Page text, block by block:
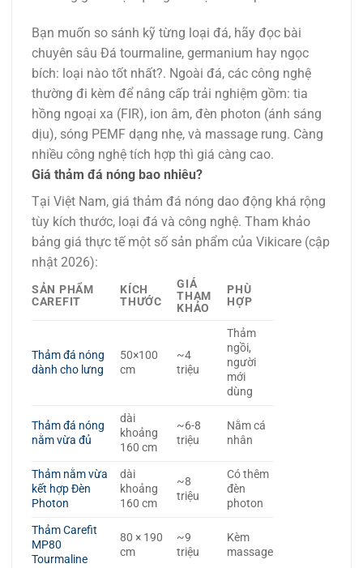
Bạn muốn so sánh kỹ từng loại đá, hãy đọc bài
chuyên sâu Đá tourmaline, germanium hay ngọc
bích: loại nào tốt nhất?. Ngoài đá, các công nghệ
thường đi kèm để nâng cấp trải nghiệm gồm: tia
hồng ngoại xa (FIR), ion âm, đèn photon (ánh sáng
dịu), sóng PEMF dạng nhẹ, và massage rung. Càng
nhiều công nghệ tích hợp thì giá càng cao.
Giá thảm đá nóng bao nhiêu?
Tại Việt Nam, giá thảm đá nóng dao động khá rộng
tùy kích thước, loại đá và công nghệ. Tham khảo
bảng giá thực tế một số sản phẩm của Vikicare (cập
nhật 2026):
SẢN PHẨM
CAREFIT
KÍCH
THƯỚC
GIÁ
THAM
KHẢO
PHÙ
HỢP
Thảm đá nóng
dành cho lưng
50×100
cm
~4
triệu
Thảm
ngồi,
người
mới
dùng
Thảm đá nóng
nằm vừa đủ
dài
khoảng
160 cm
~6-8
triệu
Nằm cá
nhân
Thảm nằm vừa
kết hợp Đèn
Photon
dài
khoảng
160 cm
~8
triệu
Có thêm
đèn
photon
Thảm Carefit
MP80
Tourmaline
80 × 190
cm
~9
triệu
Kèm
massage